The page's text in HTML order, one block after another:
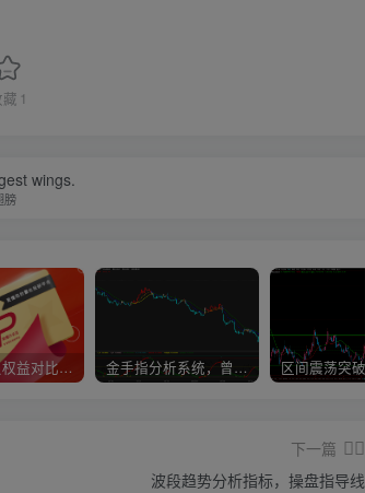
藏 1
wings.
膀
期魔方会员权益对比，总有一项适合您！ 金手指分析系统，曾经市场价39800
下一篇
波段趋势分析指标，操盘指导线